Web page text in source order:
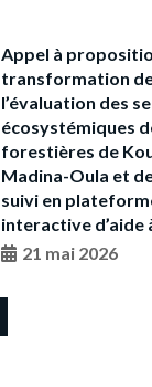
Appel à
transformation
l’évaluation des
écosystémiques
forestières de
Madina-Oula et
suivi en
interactive d’aide
21 mai 2026